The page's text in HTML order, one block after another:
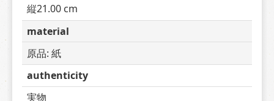
縦21.00 cm
material
原品: 紙
authenticity
実物